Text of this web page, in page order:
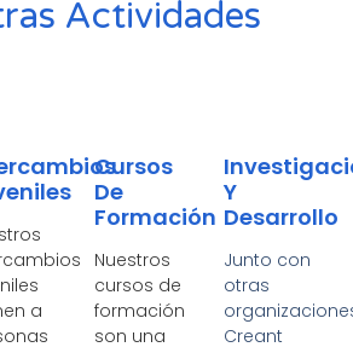
Actividades
a
Cursos
De
Formación
Nuestros
cursos de
formación
son una
Y
Desarrollo
Junto con
otras
Creant